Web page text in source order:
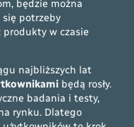
będzie można
potrzeby
produkty w czasie
najbliższych lat
będą rosły.
badania i testy,
rynku. Dlatego